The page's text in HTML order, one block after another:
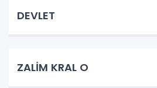
DEVLET
ZALİM KRAL O